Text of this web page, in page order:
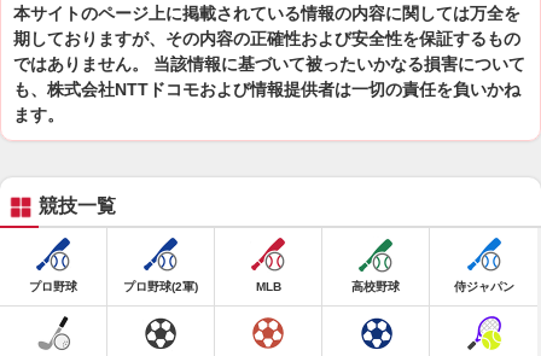
本サイトのページ上に掲載されている情報の内容に関しては万全を
期しておりますが、その内容の正確性および安全性を保証するもの
ではありません。 当該情報に基づいて被ったいかなる損害について
も、株式会社NTTドコモおよび情報提供者は一切の責任を負いかね
ます。
競技一覧
プロ野球 プロ野球(2軍) MLB 高校野球 侍ジャパン